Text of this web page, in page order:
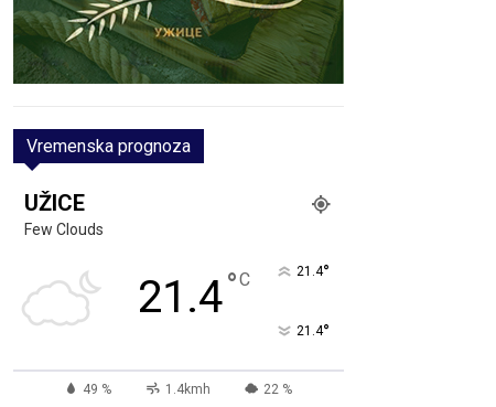
Vremenska prognoza
UŽICE
Few Clouds
21.4°C 21.4°
21.4°
49 % 1.4kmh 22 %